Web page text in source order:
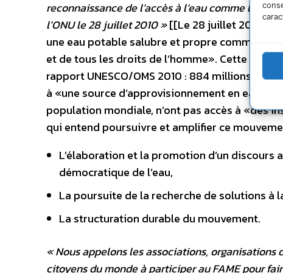
reconnaissance de l’accès à l’eau comme l’un
l’ONU le 28 juillet 2010 »[[Le 28 juillet 2010,
une eau potable salubre et propre comme un
et de tous les droits de l’homme». Cette
rapport UNESCO/OMS 2010 : 884 millions de
à «une source d’approvisionnement en eau
population mondiale, n’ont pas accès à «des
qui entend poursuivre et amplifier ce
L’élaboration et la promotion d’un
démocratique de l’eau,
La poursuite de la recherche de solutions à
La structuration durable du mouvement.
« Nous appelons les associations,
citoyens du monde à participer au FAME pour